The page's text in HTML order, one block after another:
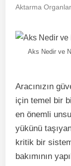
Posted
Aktarma
Aks Nedir ve
Aracınızın
için temel bir
en önemli
yükünü
kritik bir
bakımının